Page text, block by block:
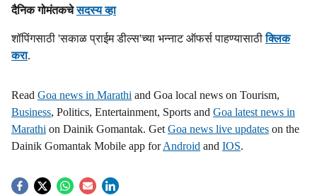
दैनिक गोमंतकचेसदस्य व्हा
शॉपिंगसाठी 'सकाळ प्राईम डील्स'च्या भन्नाट ऑफर्स पाहण्यासाठीक्लिक
करा.
Read Goa news in Marathi and Goa local news on Tourism,
Business, Politics, Entertainment, Sports and Goa latest news in
Marathi on Dainik Gomantak. Get Goa news live updates on the
Dainik Gomantak Mobile app forAndroid and IOS.